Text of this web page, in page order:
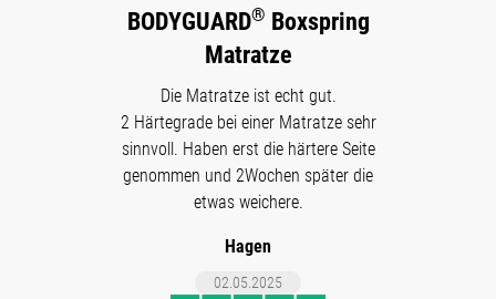
BODYGUARD® Boxspring
Matratze
Die Matratze ist echt gut.
2 Härtegrade bei einer Matratze sehr
sinnvoll. Haben erst die härtere Seite
genommen und 2Wochen später die
etwas weichere.
Hagen
02.05.2025